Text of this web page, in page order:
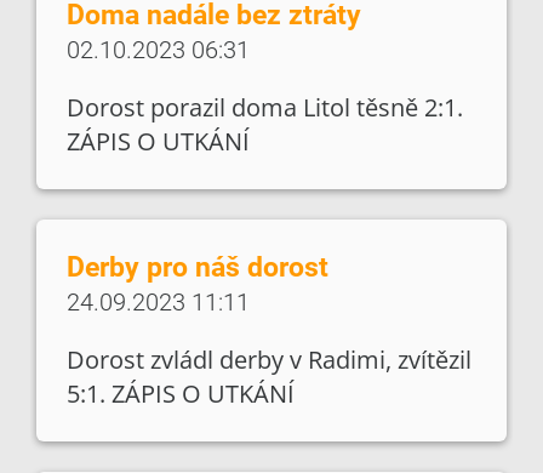
Doma nadále bez ztráty
02.10.2023 06:31
Dorost porazil doma Litol těsně 2:1.
ZÁPIS O UTKÁNÍ
Derby pro náš dorost
24.09.2023 11:11
Dorost zvládl derby v Radimi, zvítězil
5:1. ZÁPIS O UTKÁNÍ